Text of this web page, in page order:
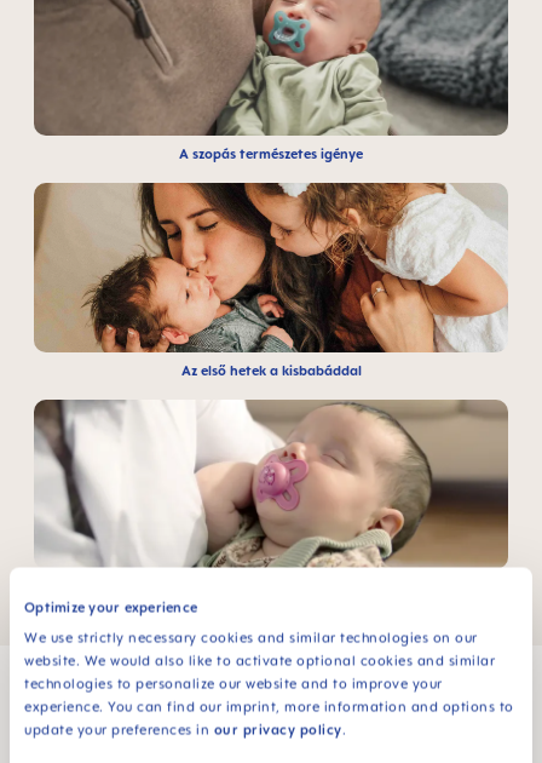
Optimize your experience
We use strictly necessary cookies and similar technologies on our
website. We would also like to activate optional cookies and similar
technologies to personalize our website and to improve your
experience. You can find our imprint, more information and options to
update your preferences in our privacy policy.
A szopás természetes igénye
Az első hetek a kisbabáddal